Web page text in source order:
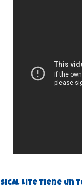
Lite tiene un